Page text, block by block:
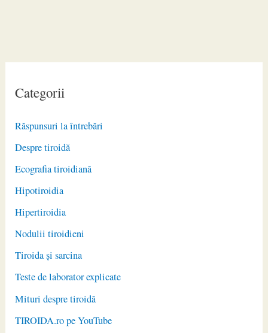
Categorii
Răspunsuri la întrebări
Despre tiroidă
Ecografia tiroidiană
Hipotiroidia
Hipertiroidia
Nodulii tiroidieni
Tiroida și sarcina
Teste de laborator explicate
Mituri despre tiroidă
TIROIDA.ro pe YouTube